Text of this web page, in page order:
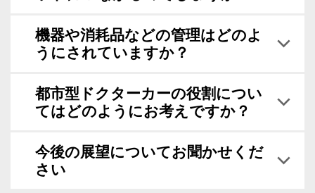
機器や消耗品などの管理はどのよ
うにされていますか？
都市型ドクターカーの役割につい
てはどのようにお考えですか？
今後の展望についてお聞かせくだ
さい